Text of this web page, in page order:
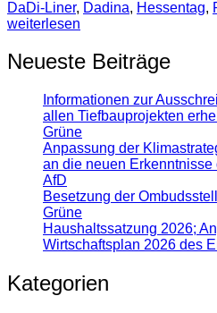
DaDi-Liner, Dadina, Hessentag,
weiterlesen
Neueste Beiträge
Informationen zur
allen Tiefbauprojekten
Grüne
Anpassung der
an die neuen
AfD
Besetzung der
Grüne
Haushaltssatzung 2026;
Wirtschaftsplan 2026 des
Kategorien